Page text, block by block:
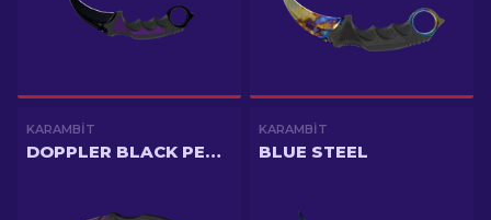
KARAMBIT
DOPPLER BLACK PEARL
KARAMBIT
BLUE STEEL